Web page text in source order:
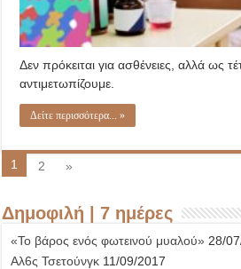
Δεν πρόκειται για ασθένειες, αλλά ως
αντιμετωπίζουμε.
Δείτε περισσότερα... »
1 2 »
Δημοφιλή | 7 ημέρες
«Το βάρος ενός φωτεινού μυαλού» 28/
Αλ6ς Τσετούνγκ 11/09/2017